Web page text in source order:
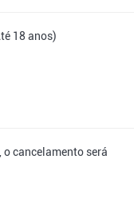
18 anos)
o cancelamento será